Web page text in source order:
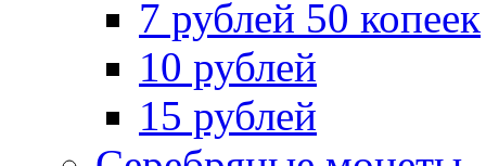
7 рублей 50 копеек
10 рублей
15 рублей